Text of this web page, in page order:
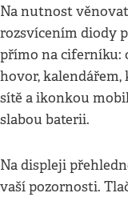
Na nutnost
rozsvícením diody
přímo na ciferníku:
hovor,
sítě a ikonkou
slabou baterii.
Na displeji
vaší pozornosti.